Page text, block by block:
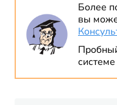
Более
вы